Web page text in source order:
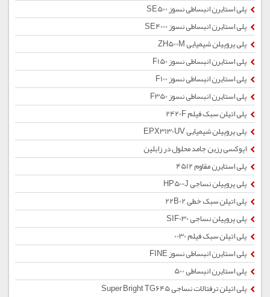
پلی استایرن انبساطی نسوز SE500
پلی استایرن انبساطی نسوز SE4000
پلی پروپیلن شیمیایی ZH500M
پلی استایرن انبساطی نسوز F150
پلی استایرن انبساطی نسوز F100
پلی استایرن انبساطی نسوز F350
پلی اتیلن سبک فیلم 2420F
پلی پروپیلن شیمیایی EPX3130UV
اپوکسی رزین جامد محلول در زایلین
پلی استایرن مقاوم 4512
پلی پروپیلن نساجی HP500J
پلی اتیلن سبک خطی 22B02
پلی پروپیلن نساجی SIF030
پلی اتیلن سبک فیلم 0030
پلی استایرن انبساطی نسوز FINE
پلی استایرن انبساطی 500
پلی اتیلن ترفتالات نساجی Super Bright TG645